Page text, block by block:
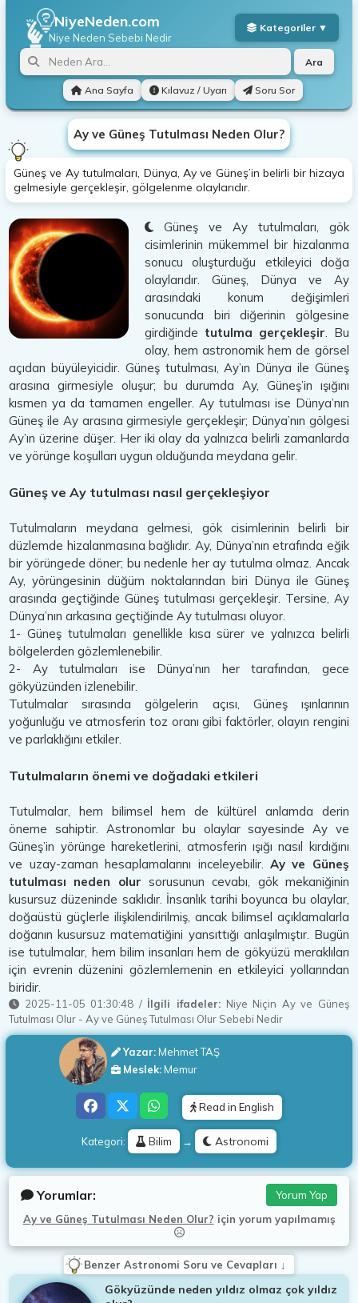
NiyeNeden.com
Niye Neden Sebebi Nedir
Ana Sayfa Kılavuz / Uyarı Soru Sor
Ara
Ay ve Güneş Tutulması Neden Olur?
Güneş ve Ay tutulmaları, Dünya, Ay ve Güneş’in belirli bir hizaya
gelmesiyle gerçekleşir, gölgelenme olaylarıdır.
Güneş ve Ay tutulmaları, gök
cisimlerinin mükemmel bir hizalanma
sonucu oluşturduğu etkileyici doğa
olaylarıdır. Güneş, Dünya ve Ay
arasındaki konum değişimleri
sonucunda biri diğerinin gölgesine
girdiğinde tutulma gerçekleşir. Bu
olay, hem astronomik hem de görsel
açıdan büyüleyicidir. Güneş tutulması, Ay’ın Dünya ile Güneş
arasına girmesiyle oluşur; bu durumda Ay, Güneş’in ışığını
kısmen ya da tamamen engeller. Ay tutulması ise Dünya’nın
Güneş ile Ay arasına girmesiyle gerçekleşir; Dünya’nın gölgesi
Ay’ın üzerine düşer. Her iki olay da yalnızca belirli zamanlarda
ve yörünge koşulları uygun olduğunda meydana gelir.
Güneş ve Ay tutulması nasıl gerçekleşiyor
Tutulmaların meydana gelmesi, gök cisimlerinin belirli bir
düzlemde hizalanmasına bağlıdır. Ay, Dünya’nın etrafında eğik
bir yörüngede döner; bu nedenle her ay tutulma olmaz. Ancak
Ay, yörüngesinin düğüm noktalarından biri Dünya ile Güneş
arasında geçtiğinde Güneş tutulması gerçekleşir. Tersine, Ay
Dünya’nın arkasına geçtiğinde Ay tutulması oluyor.
1- Güneş tutulmaları genellikle kısa sürer ve yalnızca belirli
bölgelerden gözlemlenebilir.
2- Ay tutulmaları ise Dünya’nın her tarafından, gece
gökyüzünden izlenebilir.
Tutulmalar sırasında gölgelerin açısı, Güneş ışınlarının
yoğunluğu ve atmosferin toz oranı gibi faktörler, olayın rengini
ve parlaklığını etkiler.
Tutulmaların önemi ve doğadaki etkileri
Tutulmalar, hem bilimsel hem de kültürel anlamda derin
öneme sahiptir. Astronomlar bu olaylar sayesinde Ay ve
Güneş’in yörünge hareketlerini, atmosferin ışığı nasıl kırdığını
ve uzay-zaman hesaplamalarını inceleyebilir. Ay ve Güneş
tutulması neden olur sorusunun cevabı, gök mekaniğinin
kusursuz düzeninde saklıdır. İnsanlık tarihi boyunca bu olaylar,
doğaüstü güçlerle ilişkilendirilmiş, ancak bilimsel açıklamalarla
doğanın kusursuz matematiğini yansıttığı anlaşılmıştır. Bugün
ise tutulmalar, hem bilim insanları hem de gökyüzü meraklıları
için evrenin düzenini gözlemlemenin en etkileyici yollarından
biridir.
2025-11-05 01:30:48 / İlgili ifadeler: Niye Niçin Ay ve Güneş
Tutulması Olur -Ay ve Güneş Tutulması Olur Sebebi Nedir
Yazar:Mehmet TAŞ
Meslek:Memur
Kategori: Bilim → Astronomi
Read in English
Yorumlar:
Ay ve Güneş Tutulması Neden Olur? için yorum yapılmamış
Yorum Yap
Benzer Astronomi Soru ve Cevapları ↓
Gökyüzünde neden yıldız olmaz çok yıldız